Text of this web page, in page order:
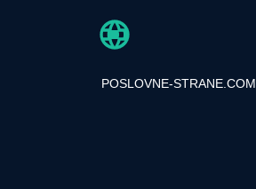
POSLOVNE-STRANE.COM